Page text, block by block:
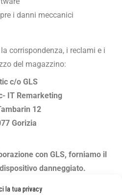
la tua privacy
i danni meccanici
corrispondenza, i reclami e i
del magazzino:
c/o GLS
IT Remarketing
12
Gorizia
con GLS, forniamo il
danneggiato.
modulo di reclamo a fondo